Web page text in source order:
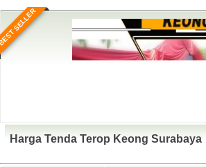
SELLER
Harga Tenda Terop Keong Surabaya